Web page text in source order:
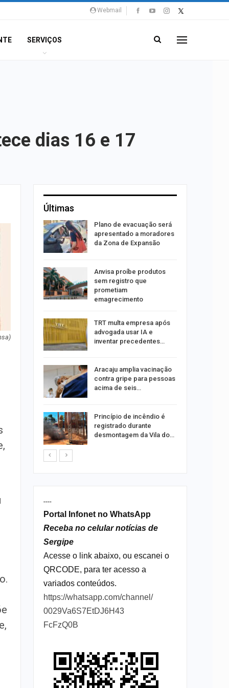
Webmail
SERVIÇOS
dias 16 e 17
Últimas
dos…
Plano de evacuação será
apresentado a moradores
da Zona de Expansão
Anvisa proíbe produtos
sem registro que
prometiam
emagrecimento
TRT multa empresa após
advogada usar IA e
inventar precedentes…
Aracaju amplia vacinação
contra gripe para pessoas
acima de seis…
Princípio de incêndio é
registrado durante
desmontagem da Vila do…
----
Portal Infonet no WhatsApp
Receba no celular notícias de
Sergipe
Acesse o link abaixo, ou escanei o
QRCODE, para ter acesso a
variados conteúdos.
https://whatsapp.com/channel/
0029Va6S7EtDJ6H43
FcFzQ0B